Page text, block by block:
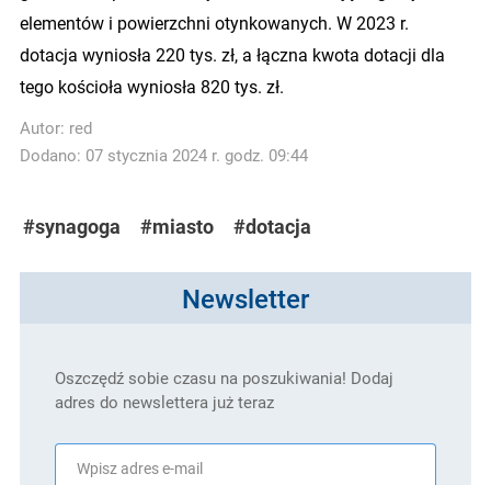
elementów i powierzchni otynkowanych. W 2023 r.
dotacja wyniosła 220 tys. zł, a łączna kwota dotacji dla
tego kościoła wyniosła 820 tys. zł.
Autor: red
Dodano: 07 stycznia 2024 r. godz. 09:44
#synagoga #miasto #dotacja
Newsletter
Oszczędź sobie czasu na poszukiwania! Dodaj
adres do newslettera już teraz